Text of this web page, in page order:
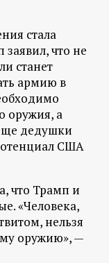
стала
что не
станет
армию в
оружия, а
дедушки
США
что Трамп и
«Человека,
нельзя
оружию», —